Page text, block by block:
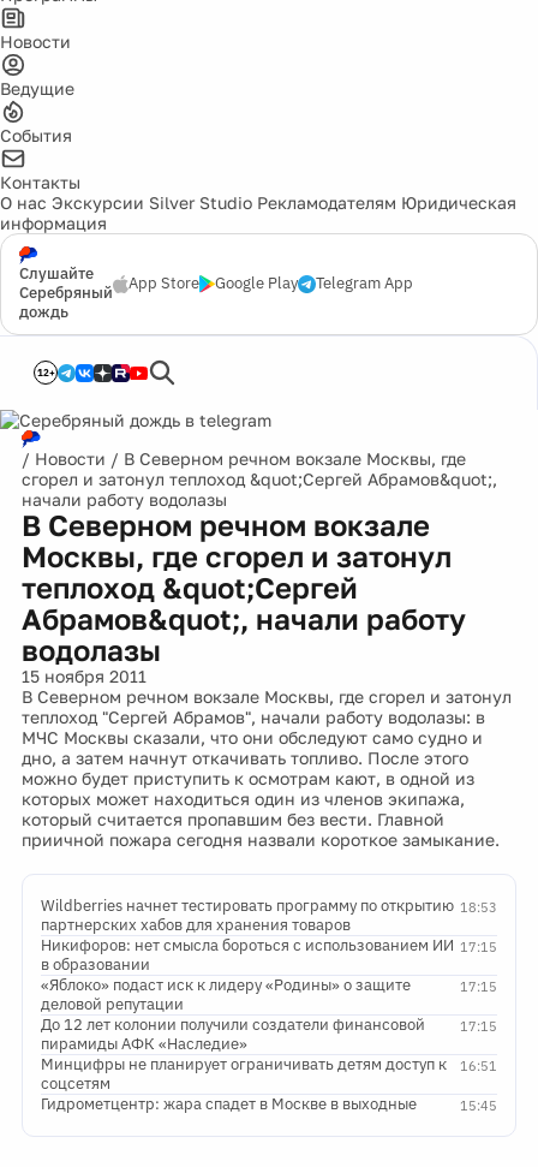
Новости
Ведущие
События
Контакты
О нас Экскурсии Silver Studio Рекламодателям Юридическая
информация
Слушайте
Серебряный
дождь
App Store Google Play Telegram App
12+
/ Новости / В Северном речном вокзале Москвы, где
сгорел и затонул теплоход &quot;Сергей Абрамов&quot;,
начали работу водолазы
В Северном речном вокзале
Москвы, где сгорел и затонул
теплоход &quot;Сергей
Абрамов&quot;, начали работу
водолазы
15 ноября 2011
В Северном речном вокзале Москвы, где сгорел и затонул
теплоход "Сергей Абрамов", начали работу водолазы: в
МЧС Москвы сказали, что они обследуют само судно и
дно, а затем начнут откачивать топливо. После этого
можно будет приступить к осмотрам кают, в одной из
которых может находиться один из членов экипажа,
который считается пропавшим без вести. Главной
приичной пожара сегодня назвали короткое замыкание.
18:53
Wildberries начнет тестировать программу по открытию
партнерских хабов для хранения товаров
17:15
Никифоров: нет смысла бороться с использованием ИИ
в образовании
17:15
«Яблоко» подаст иск к лидеру «Родины» о защите
деловой репутации
17:15
До 12 лет колонии получили создатели финансовой
пирамиды АФК «Наследие»
16:51
Минцифры не планирует ограничивать детям доступ к
соцсетям
15:45
Гидрометцентр: жара спадет в Москве в выходные